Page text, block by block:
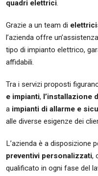
quadri elettrici.
Grazie a un team di
l’azienda offre
tipo di impianto elettrico,
affidabili.
Tra i servizi proposti
e impianti, l’installazione
a impianti di allarme e
alle diverse esigenze dei
L’azienda è a disposizione
preventivi personalizzati,
qualificato in ogni fase del